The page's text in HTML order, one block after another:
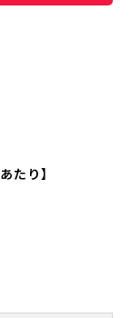
たり】